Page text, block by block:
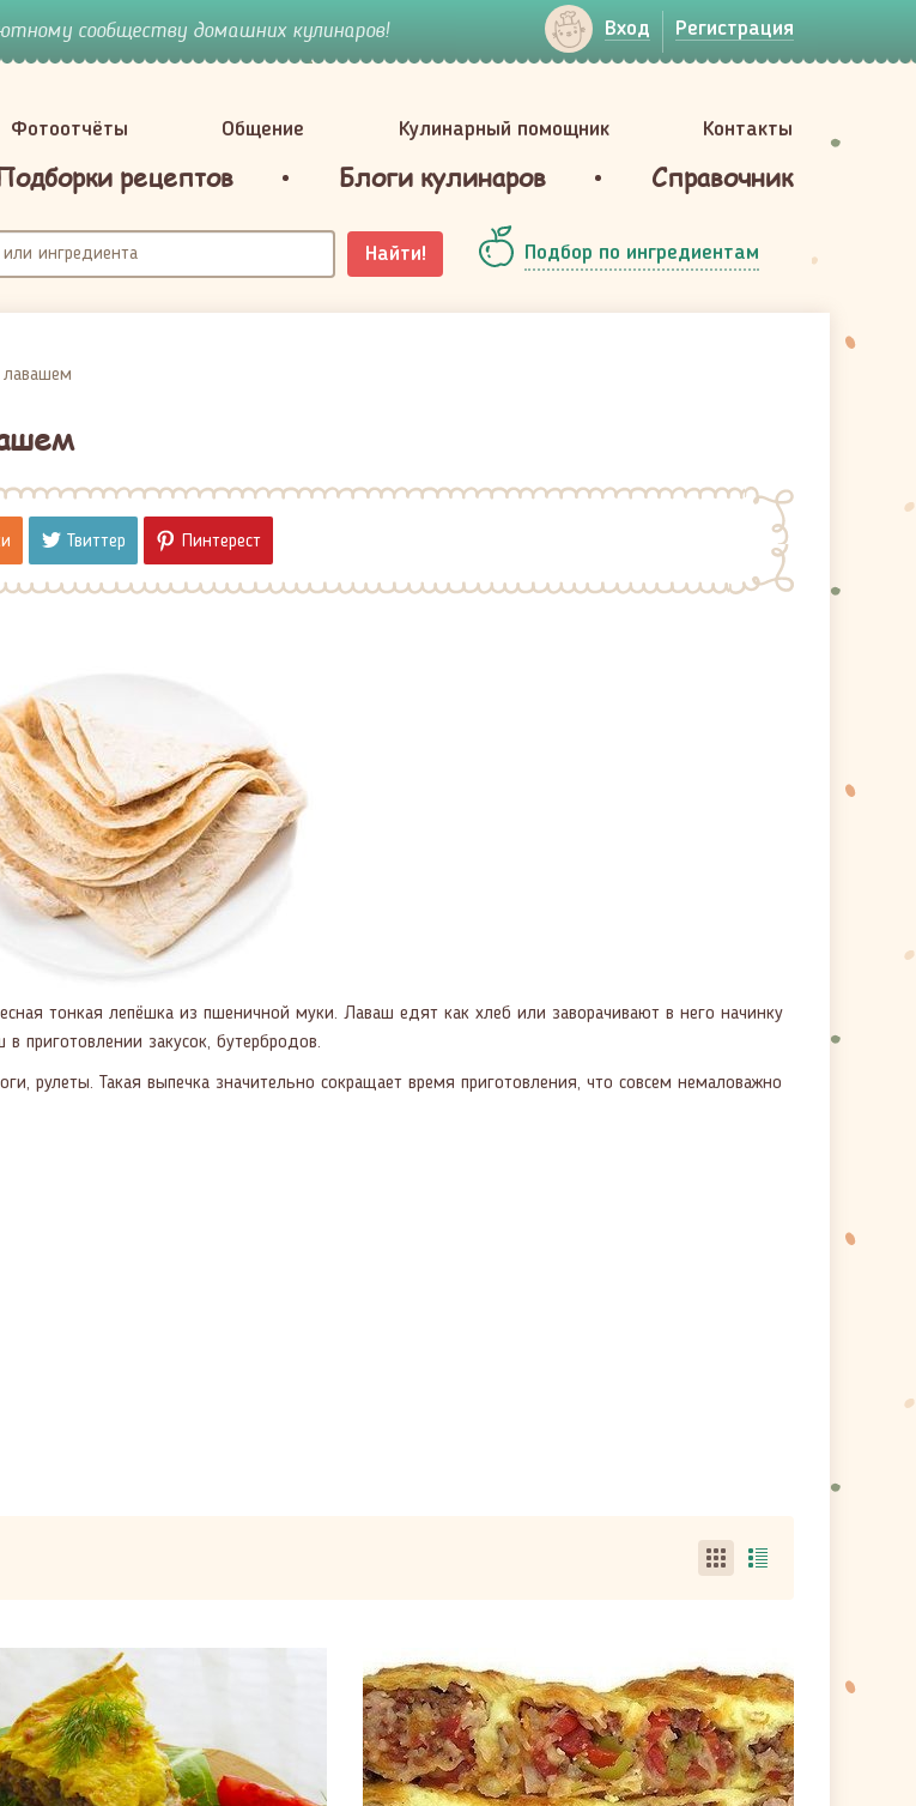
сообществу домашних кулинаров! Вход Регистрация
Фотоотчёты Общение Кулинарный помощник Контакты
рецептов Блоги кулинаров Справочник
Найти! Подбор по ингредиентам
лавашем
Твиттер Пинтерест
тонкая лепёшка из пшеничной муки. Лаваш едят как хлеб или заворачивают в него начинку
приготовлении закусок, бутербродов.
рулеты. Такая выпечка значительно сокращает время приготовления, что совсем немаловажно